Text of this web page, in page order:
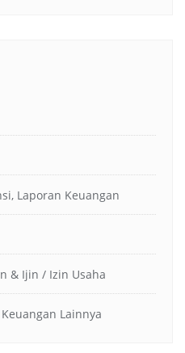
Laporan Keuangan
& Ijin / Izin Usaha
Lainnya